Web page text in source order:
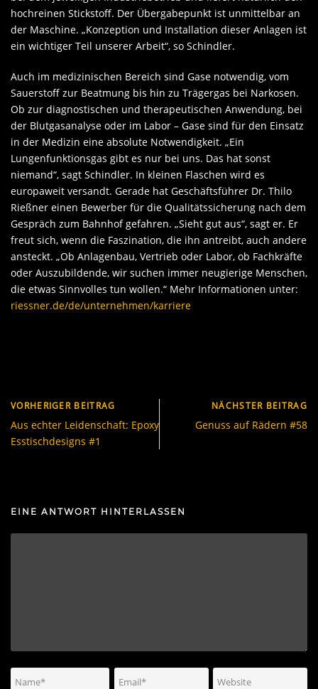
hochreinen Stickstoff. Der Übergabepunkt ist unmittelbar an
der Maschine. „Konzeption und Installation dieser Anlagen ist
ein wichtiger Teil unserer Arbeit“, so Schindler.
Auch im medizinischen Bereich sind Gase notwendig, vom
Sauerstoff zur Beatmung bis hin zu Trägergas bei Narkosen.
Ob zur diagnostischen und therapeutischen Anwendung, bei
der Blutgasanalyse oder im Labor – Gase sind für den Einsatz
in der Medizin eine absolute Notwendigkeit. „Ein
Lungenfunktionsgas gibt es nur bei uns. Das hat sonst
niemand“, sagt Schindler. In kleinen Flaschen wird es
europaweit versandt. Gerade hat Geschäftsführer Dr. Thilo
Rießner einen Bewerber für die Qualitätssicherung nach dem
Gespräch zum Bahnhof gefahren. „Sieht gut aus“, sagt er. Er
freut sich, wenn die Faszination, die ihn antreibt, auch andere
ansteckt. „Ob Anlagenbau, Vertrieb oder Labor, ob Fachkräfte
oder Auszubildende, wir suchen immer neugierige Menschen,
die etwas Sinnvolles tun wollen.“ Mehr Informationen unter:
riessner.de/de/unternehmen/karriere
VORHERIGER BEITRAG
Aus echter Leidenschaft: Epoxy
Esstischdesigns #1
NÄCHSTER BEITRAG
Genuss auf Rädern #58
EINE ANTWORT HINTERLASSEN